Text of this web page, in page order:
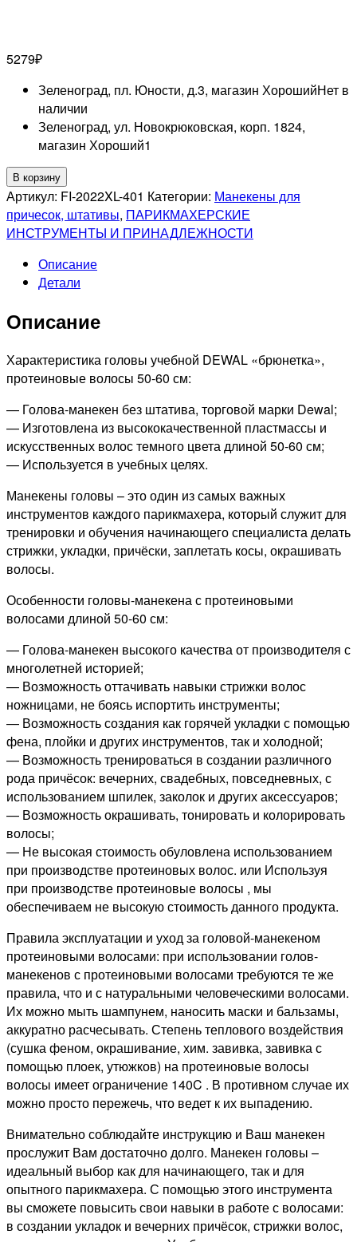
5279₽
Зеленоград, пл. Юности, д.3, магазин ХорошийНет в
наличии
Зеленоград, ул. Новокрюковская, корп. 1824,
магазин Хороший1
Количество
товара
DEWAL
PRO
манекен
учебная
протеиновые
50-
60см
В корзину
Артикул: FI-2022XL-401 Категории: Манекены для
причесок, штативы, ПАРИКМАХЕРСКИЕ
ИНСТРУМЕНТЫ И ПРИНАДЛЕЖНОСТИ
Описание
Детали
Описание
Характеристика головы учебной DEWAL «брюнетка»,
протеиновые волосы 50-60 см:
— Голова-манекен без штатива, торговой марки Dewal;
— Изготовлена из высококачественной пластмассы и
искусственных волос темного цвета длиной 50-60 см;
— Используется в учебных целях.
Манекены головы – это один из самых важных
инструментов каждого парикмахера, который служит для
тренировки и обучения начинающего специалиста делать
стрижки, укладки, причёски, заплетать косы, окрашивать
волосы.
Особенности головы-манекена с протеиновыми
волосами длиной 50-60 см:
— Голова-манекен высокого качества от производителя с
многолетней историей;
— Возможность оттачивать навыки стрижки волос
ножницами, не боясь испортить инструменты;
— Возможность создания как горячей укладки с помощью
фена, плойки и других инструментов, так и холодной;
— Возможность тренироваться в создании различного
рода причёсок: вечерних, свадебных, повседневных, с
использованием шпилек, заколок и других аксессуаров;
— Возможность окрашивать, тонировать и колорировать
волосы;
— Не высокая стоимость обуловлена использованием
при производстве протеиновых волос. или Используя
при производстве протеиновые волосы , мы
обеспечиваем не высокую стоимость данного продукта.
Правила эксплуатации и уход за головой-манекеном
протеиновыми волосами: при использовании голов-
манекенов с протеиновыми волосами требуются те же
правила, что и с натуральными человеческими волосами.
Их можно мыть шампунем, наносить маски и бальзамы,
аккуратно расчесывать. Степень теплового воздействия
(сушка феном, окрашивание, хим. завивка, завивка с
помощью плоек, утюжков) на протеиновые волосы
волосы имеет ограничение 140C . В противном случае их
можно просто пережечь, что ведет к их выпадению.
Внимательно соблюдайте инструкцию и Ваш манекен
прослужит Вам достаточно долго. Манекен головы –
идеальный выбор как для начинающего, так и для
опытного парикмахера. С помощью этого инструмента
вы сможете повысить свои навыки в работе с волосами:
в создании укладок и вечерних причёсок, стрижки волос,